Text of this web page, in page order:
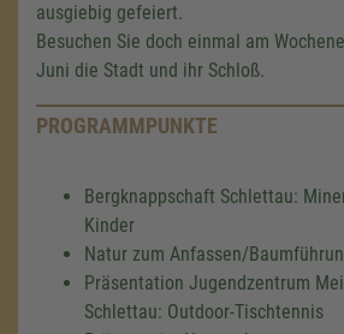
ausgiebig gefeiert.
Besuchen Sie doch einmal am
Juni die Stadt und ihr Schloß.
PROGRAMMPUNKTE
Bergknappschaft Schlettau:
Kinder
Natur zum Anfassen/
Präsentation Jugendzentrum
Schlettau: Outdoor-Tischtennis